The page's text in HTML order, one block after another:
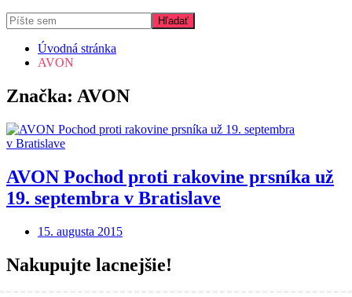
Úvodná stránka
AVON
Značka: AVON
AVON Pochod proti rakovine prsníka už
19. septembra v Bratislave
15. augusta 2015
Nakupujte lacnejšie!